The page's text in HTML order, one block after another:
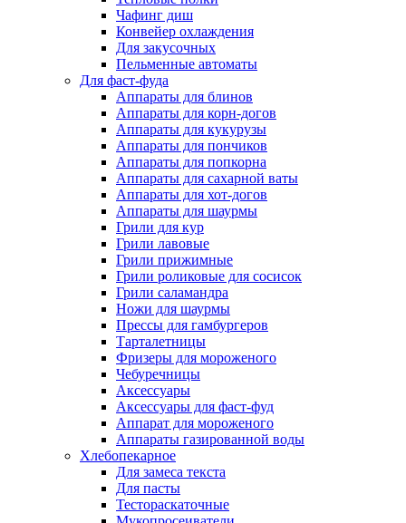
Чафинг диш
Конвейер охлаждения
Для закусочных
Пельменные автоматы
Для фаст-фуда
Аппараты для блинов
Аппараты для корн-догов
Аппараты для кукурузы
Аппараты для пончиков
Аппараты для попкорна
Аппараты для сахарной ваты
Аппараты для хот-догов
Аппараты для шаурмы
Грили для кур
Грили лавовые
Грили прижимные
Грили роликовые для сосисок
Грили саламандра
Ножи для шаурмы
Прессы для гамбургеров
Тарталетницы
Фризеры для мороженого
Чебуречницы
Аксессуары
Аксессуары для фаст-фуд
Аппарат для мороженого
Аппараты газированной воды
Хлебопекарное
Для замеса текста
Для пасты
Тестораскаточные